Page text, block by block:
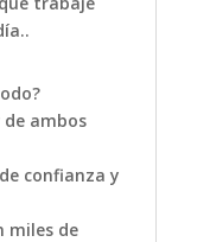
de ambos
confianza y
miles de